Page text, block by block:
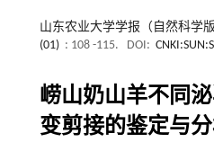
山东农业大学学报（自然科学版
(01) : 108 -115. DOI:
崂山奶山羊不同
变剪接的鉴定与